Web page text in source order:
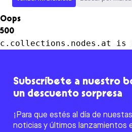
Oops
500
c.collections.nodes.at is
Subscríbete a nuestro
un descuento sorpresa
¡Para que estés al día de
noticias y últimos lanzamientos